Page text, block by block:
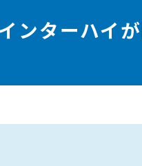
ンターハイ